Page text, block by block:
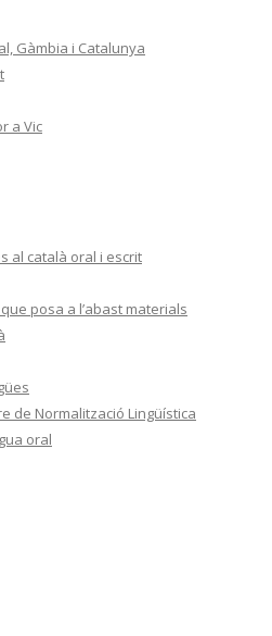
Gàmbia i Catalunya
a Vic
al català oral i escrit
posa a l’abast materials
de Normalització Lingüística
oral